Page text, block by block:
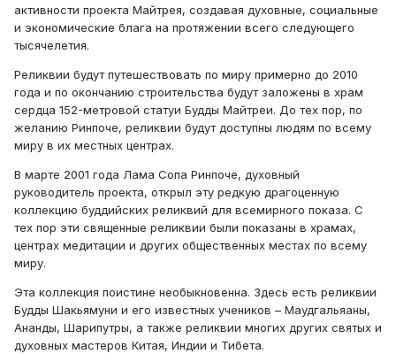
активности проекта Майтрея, создавая духовные, социальные
и экономические блага на протяжении всего следующего
тысячелетия.
Реликвии будут путешествовать по миру примерно до 2010
года и по окончанию строительства будут заложены в храм
сердца 152-метровой статуи Будды Майтреи. До тех пор, по
желанию Ринпоче, реликвии будут доступны людям по всему
миру в их местных центрах.
В марте 2001 года Лама Сопа Ринпоче, духовный
руководитель проекта, открыл эту редкую драгоценную
коллекцию буддийских реликвий для всемирного показа. С
тех пор эти священные реликвии были показаны в храмах,
центрах медитации и других общественных местах по всему
миру.
Эта коллекция поистине необыкновенна. Здесь есть реликвии
Будды Шакьямуни и его известных учеников – Маудгальяаны,
Ананды, Шарипутры, а также реликвии многих других святых и
духовных мастеров Китая, Индии и Тибета.